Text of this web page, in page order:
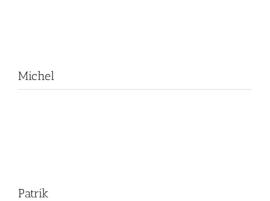
Michel
Patrik